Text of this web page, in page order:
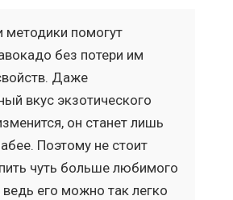
методики помогут
без потери им
Даже
вкус экзотического
он станет лишь
Поэтому не стоит
чуть больше любимого
его можно так легко